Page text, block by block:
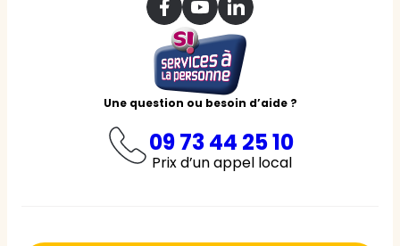
Une question ou besoin d’aide ?
09 73 44 25 10
Prix d’un appel local